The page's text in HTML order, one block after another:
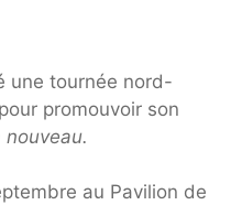
une tournée nord-
promouvoir son
au Pavilion de